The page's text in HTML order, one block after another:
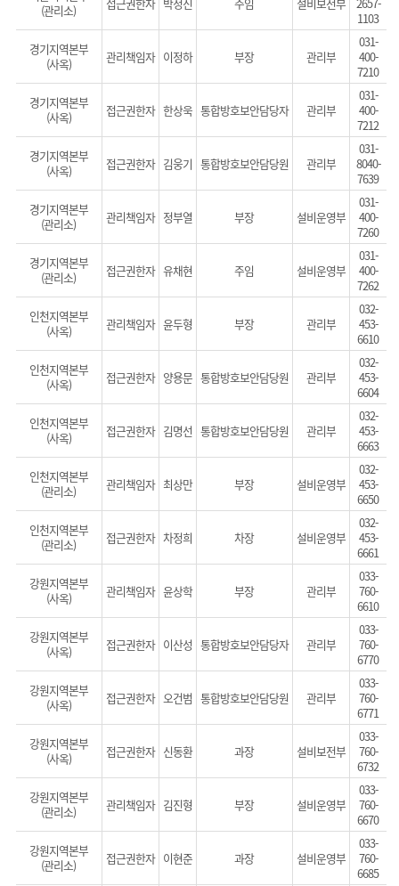
(관리소)
1103
경기지역본부
(사옥)
관리책임자 이정하 부장 관리부
031-
400-
7210
경기지역본부
(사옥)
접근권한자 한상욱 통합방호보안담당자 관리부
031-
400-
7212
경기지역본부
(사옥)
접근권한자 김웅기 통합방호보안담당원 관리부
031-
8040-
7639
경기지역본부
(관리소)
관리책임자 정부열 부장 설비운영부
031-
400-
7260
경기지역본부
(관리소)
접근권한자 유채현 주임 설비운영부
031-
400-
7262
인천지역본부
(사옥)
관리책임자 윤두형 부장 관리부
032-
453-
6610
인천지역본부
(사옥)
접근권한자 양용문 통합방호보안담당원 관리부
032-
453-
6604
인천지역본부
(사옥)
접근권한자 김명선 통합방호보안담당원 관리부
032-
453-
6663
인천지역본부
(관리소)
관리책임자 최상만 부장 설비운영부
032-
453-
6650
인천지역본부
(관리소)
접근권한자 차정희 차장 설비운영부
032-
453-
6661
강원지역본부
(사옥)
관리책임자 윤상학 부장 관리부
033-
760-
6610
강원지역본부
(사옥)
접근권한자 이산성 통합방호보안담당자 관리부
033-
760-
6770
강원지역본부
(사옥)
접근권한자 오건범 통합방호보안담당원 관리부
033-
760-
6771
강원지역본부
(사옥)
접근권한자 신동환 과장 설비보전부
033-
760-
6732
강원지역본부
(관리소)
관리책임자 김진형 부장 설비운영부
033-
760-
6670
강원지역본부
(관리소)
접근권한자 이현준 과장 설비운영부
033-
760-
6685